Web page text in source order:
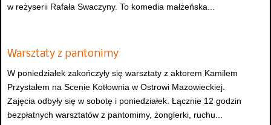
w reżyserii Rafała Swaczyny. To komedia małżeńska...
Warsztaty z pantonimy
W poniedziałek zakończyły się warsztaty z aktorem Kamilem
Przystałem na Scenie Kotłownia w Ostrowi Mazowieckiej.
Zajęcia odbyły się w sobotę i poniedziałek. Łącznie 12 godzin
bezpłatnych warsztatów z pantomimy, żonglerki, ruchu...